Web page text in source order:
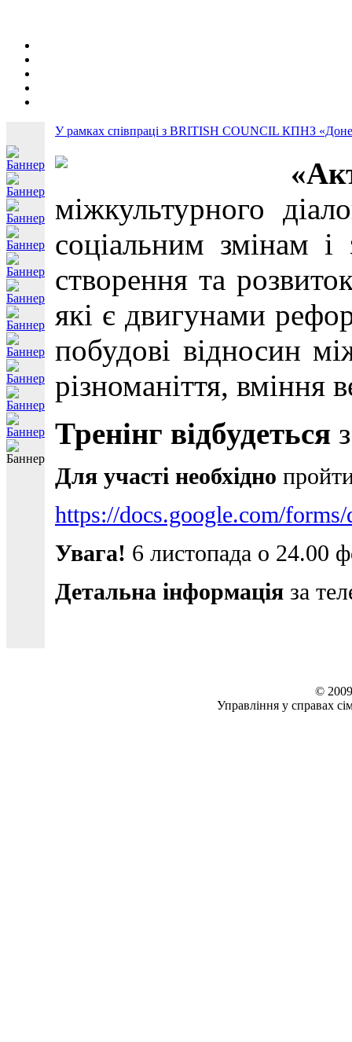
У рамках співпраці з BRITISH COUNСIL КПНЗ
міжкультурного
соціальним змінам і
створення та
які є двигунами
побудові відносин
різноманіття, вміння
Тренінг відбудеться
Для участі необхідно
https://docs.google.com/
Увага! 6 листопада о 24.00
Детальна інформація за
©
Управління у справах